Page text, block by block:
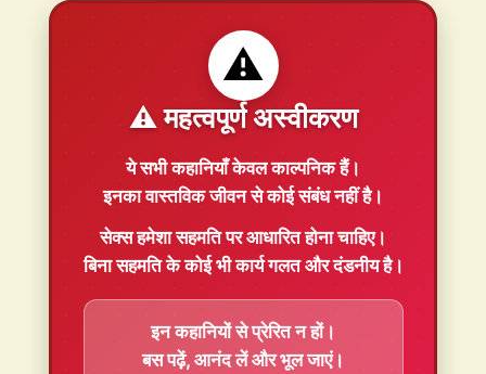
⚠️
⚠️ महत्वपूर्ण अस्वीकरण
ये सभी कहानियाँकेवल काल्पनिकहैं।
इनका वास्तविक जीवन से कोई संबंध नहीं है।
सेक्स हमेशासहमतिपर आधारित होना चाहिए।
बिना सहमति के कोई भी कार्य गलत और दंडनीय है।
इन कहानियों से प्रेरित न हों।
बस पढ़ें, आनंद लें और भूल जाएं।